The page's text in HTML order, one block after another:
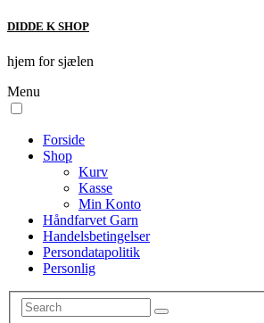
DIDDE K SHOP
hjem for sjælen
Menu
Forside
Shop
Kurv
Kasse
Min Konto
Håndfarvet Garn
Handelsbetingelser
Persondatapolitik
Personlig